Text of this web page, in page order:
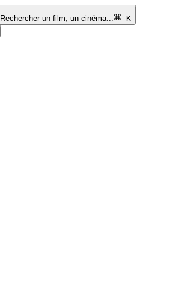
Rechercher un film, un cinéma...
K